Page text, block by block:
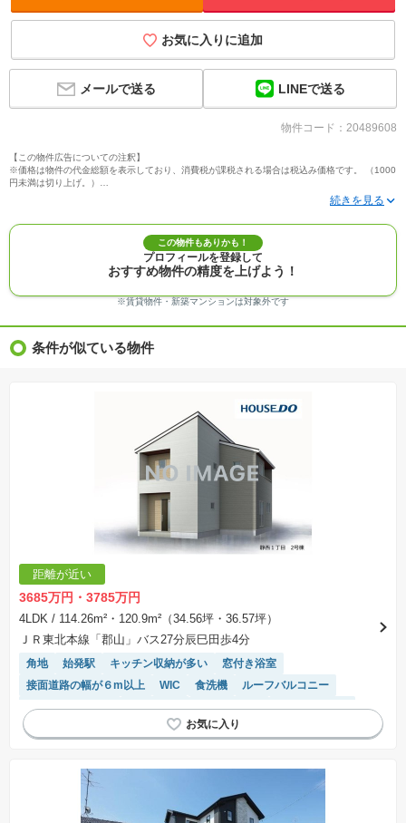
お気に入りに追加
メールで送る LINEで送る
物件コード：20489608
【この物件広告についての注釈】
※価格は物件の代金総額を表示しており、消費税が課税される場合は税込み価格です。 （1000
円未満は切り上げ。）
※写真に写っている、またはパース（絵）や間取り図に描かれている家具や車などは、特にコ
※建築条件付き土地価格には、建物価格は含まれません。
※物件情報は、原則として情報提供日の２日前に最終確認した情報です。
※完成予想図はいずれも外構、植栽、外観等実際のものとは多少異なることがあります。
※モデルルーム・モデルハウス・展示場・ショールームの画像の場合、今回販売の物件と異な
※ＣＧ合成の画像の場合、実際とは多少異なる場合があります。
※物件特徴：販売戸数が複数の物件は、全ての住戸に該当しない項目もあります。
※価格更新：物件価格が変更された日から１週間表示されます。
の一例であって、プランの採用可否は任意です。
※土地（建築条件なし）で「建物プラン例」が表記してある時、そのプラン例は特定の建築請
負会社によるもので、当該建築請負会社以外で建てた場合、同様のものが同価格で建てられる
とは限りません。また建築請負会社を特定するものではありません。
※建築条件付き土地とは、その土地に建築する建物の建築請負契約が、一定期間内に成立する
ことを条件として売買される土地のことをいいます。建築請負契約成立に向けて設計プランを
交渉期間が設定され、その期間内で希望を満たすプランが実現できたかどうかにより結論を出
負契約が成立しない場合、土地売買契約は白紙に戻り、土地契約にかかった代金（土地代金、
手付金など）は名目のいかんに関わらず、全て返却されます。
※課税対象物件の「価格」や「費用等」は消費税込みの「総額表示」で統一しています。
※「本体価格」とは、課税対象物件においては「消費税を除いた建物価格」と「土地価格」の
合計額を指します。
表示されておりません。
※取引にかかる費用：物件の契約手続き、決済、引き渡し時にかかる費用を表示しています。
不動産会社によって表記有無が異なるため、ご自身で十分な確認をしていただくようにお願い
いたします。
場合があります。
この物件もありかも！
プロフィールを登録して
おすすめ物件の精度を上げよう！
※賃貸物件・新築マンションは対象外です
条件が似ている物件
距離が近い
3685万円・3785万円
4LDK / 114.26m²・120.9m²（34.56坪・36.57坪）
ＪＲ東北本線「郡山」バス27分辰巳田歩4分
角地 始発駅 キッチン収納が多い
窓付き浴室
接面道路の幅が６m以上
WIC 食洗機
ルーフバルコニー
システムキッチン
浴室乾燥機 温水洗浄便座
トイレ2個以上
陽当り良好
モニター付きインターホン